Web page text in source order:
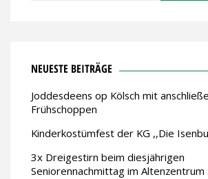
NEUESTE BEITRÄGE
Joddesdeens op Kölsch mit
Frühschoppen
Kinderkostümfest der KG ,,Die
3x Dreigestirn beim diesjährigen
Seniorennachmittag im Altenzentrum